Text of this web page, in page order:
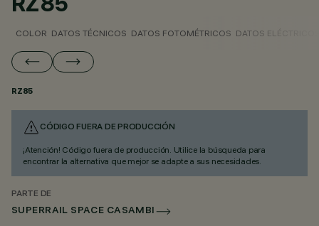
COLOR DATOS TÉCNICOS DATOS FOTOMÉTRICOS DATOS
RZ85
CÓDIGO FUERA DE PRODUCCIÓN
¡Atención! Código fuera de producción. Utilice la búsqueda para
encontrar la alternativa que mejor se adapte a sus necesidades.
PARTE DE
SUPERRAIL SPACE CASAMBI